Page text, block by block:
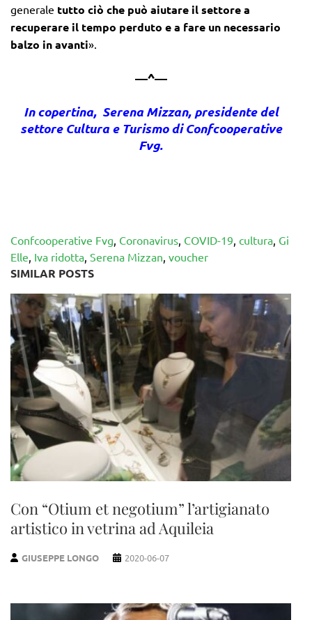
generale tutto ciò che può aiutare il settore a
recuperare il tempo perduto e a fare un necessario
balzo in avanti».
—^—
In copertina, Serena Mizzan, presidente del
settore Cultura e Turismo di Confcooperative
Fvg.
Confcooperative Fvg, Coronavirus, COVID-19, cultura, Gi
Elle, Iva ridotta, Serena Mizzan, voucher
SIMILAR POSTS
Con “Otium et negotium” l’artigianato
artistico in vetrina ad Aquileia
GIUSEPPE LONGO 2020-06-07